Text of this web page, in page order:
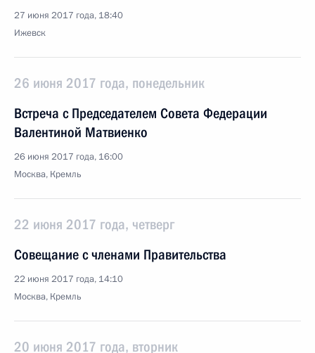
27 июня 2017 года, 18:40
Ижевск
26 июня 2017 года, понедельник
Встреча с Председателем Совета Федерации
Валентиной Матвиенко
26 июня 2017 года, 16:00
Москва, Кремль
22 июня 2017 года, четверг
Совещание с членами Правительства
22 июня 2017 года, 14:10
Москва, Кремль
20 июня 2017 года, вторник